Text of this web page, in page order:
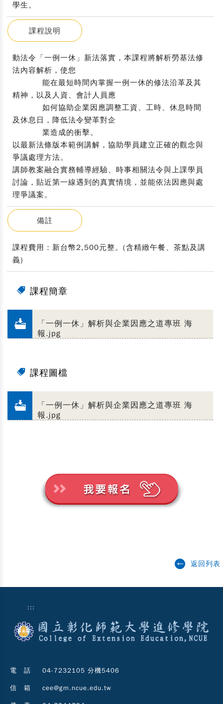
學生。
課程說明
動法令「一例一休」新法落實，本課程將解析勞基法修
法內容解析，使您
能在最短時間內掌握一例一休的修法沿革及其
精神，以及人資、會計人員應
如何協助企業因應調整工資、工時、休息時間
及休息日，降低法令變革對企
業造成的衝擊。
以最新法條版本範例講解，協助學員建立正確的觀念與
爭議處理方法。
講師教案融合實務輔導經驗、時事相關法令與上課學員
討論，貼近第一線遇到的真實情境，並能依法因應與處
理爭議案。
備註
課程費用：新台幣2,500元整。(含精緻午餐、茶點及講
義)
課程簡章
「一例一休」解析與企業因應之道專班 海
報.jpg
課程圖檔
「一例一休」解析與企業因應之道專班 海
報.jpg
返回列表
:::
電 話 04-7232105 分機5406
信 箱 cee@gm.ncue.edu.tw